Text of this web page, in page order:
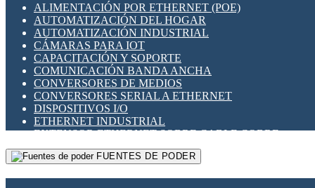
SENSORES INDUCTIVOS
TEMPORIZADORES
VARIACS
VARIADORES DE FRECUENCIA [VDF]
SECCIONADORES - INTERRUPTORES
MAQUINARIA
HERRAMIENTAS VARIAS
ILUMINACIÓN LED
INTERRUPTORES REED
INTERFACES DE RELÉ
OTROS RELÉS
PROTECCIÓN TÉRMICA
RELÉS AUTOMOTRICES
RELÉS DE SEÑAL
RELÉS DE ESTADO SÓLIDO SSR
RELÉS INDUSTRIALES
RELÉS MINIATURA DE POTENCIA
SENSORES MAGNÉTICOS
ALIMENTACIÓN POR ETHERNET (POE)
AUTOMATIZACIÓN DEL HOGAR
AUTOMATIZACIÓN INDUSTRIAL
CÁMARAS PARA IOT
CAPACITACIÓN Y SOPORTE
COMUNICACIÓN BANDA ANCHA
CONVERSORES DE MEDIOS
CONVERSORES SERIAL A ETHERNET
DISPOSITIVOS I/O
ETHERNET INDUSTRIAL
EXTENSOR ETHERNET SOBRE CABLE COBRE
GATEWAY LORAWAN
GESTIÓN DE REDESFUENTES DE PODER